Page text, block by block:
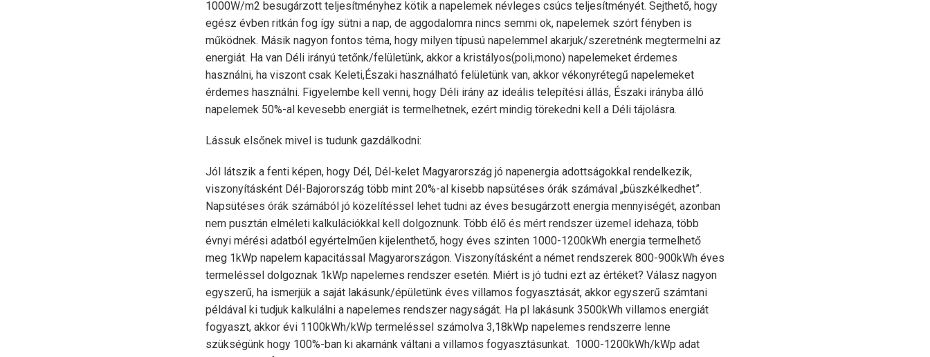
1000W/m2 besugárzott teljesítményhez kötik a napelemek névleges csúcs teljesítményét. Sejthető, hogy
egész évben ritkán fog így sütni a nap, de aggodalomra nincs semmi ok, napelemek szórt fényben is
működnek. Másik nagyon fontos téma, hogy milyen típusú napelemmel akarjuk/szeretnénk megtermelni az
energiát. Ha van Déli irányú tetőnk/felületünk, akkor a kristályos(poli,mono) napelemeket érdemes
használni, ha viszont csak Keleti,Északi használható felületünk van, akkor vékonyrétegű napelemeket
érdemes használni. Figyelembe kell venni, hogy Déli irány az ideális telepítési állás, Északi irányba álló
napelemek 50%-al kevesebb energiát is termelhetnek, ezért mindig törekedni kell a Déli tájolásra.
Lássuk elsőnek mivel is tudunk gazdálkodni:
Jól látszik a fenti képen, hogy Dél, Dél-kelet Magyarország jó napenergia adottságokkal rendelkezik,
viszonyításként Dél-Bajorország több mint 20%-al kisebb napsütéses órák számával „büszkélkedhet”.
Napsütéses órák számából jó közelítéssel lehet tudni az éves besugárzott energia mennyiségét, azonban
nem pusztán elméleti kalkulációkkal kell dolgoznunk. Több élő és mért rendszer üzemel idehaza, több
évnyi mérési adatból egyértelműen kijelenthető, hogy éves szinten 1000-1200kWh energia termelhető
meg 1kWp napelem kapacitással Magyarországon. Viszonyításként a német rendszerek 800-900kWh éves
termeléssel dolgoznak 1kWp napelemes rendszer esetén. Miért is jó tudni ezt az értéket? Válasz nagyon
egyszerű, ha ismerjük a saját lakásunk/épületünk éves villamos fogyasztását, akkor egyszerű számtani
példával ki tudjuk kalkulálni a napelemes rendszer nagyságát. Ha pl lakásunk 3500kWh villamos energiát
fogyaszt, akkor évi 1100kWh/kWp termeléssel számolva 3,18kWp napelemes rendszerre lenne
szükségünk hogy 100%-ban ki akarnánk váltani a villamos fogyasztásunkat. 1000-1200kWh/kWp adat